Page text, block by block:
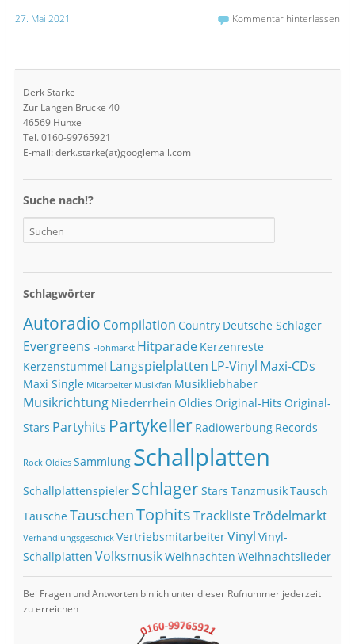
27. Mai 2021 Kommentar hinterlassen
Derk Starke
Zur Langen Brücke 40
46569 Hünxe
Tel. 0160-99765921
E-mail: derk.starke(at)googlemail.com
Suche nach!?
Schlagwörter
Autoradio Compilation Country Deutsche Schlager
Evergreens Flohmarkt Hitparade Kerzenreste
Kerzenstummel Langspielplatten LP-Vinyl Maxi-CDs
Maxi Single Mitarbeiter Musikfan Musikliebhaber
Musikrichtung Niederrhein Oldies Original-Hits Original-
Stars Partyhits Partykeller Radiowerbung Records
Rock Oldies Sammlung Schallplatten
Schallplattenspieler SchlagerStars TanzmusikTausch
TauscheTauschenTophitsTracklisteTrödelmarkt
Verhandlungsgeschick VertriebsmitarbeiterVinyl Vinyl-
Schallplatten VolksmusikWeihnachten Weihnachtslieder
Bei Fragen und Antworten bin ich unter dieser Rufnummer jederzeit
zu erreichen